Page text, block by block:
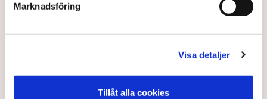
Marknadsföring
Visa detaljer
Tillåt alla cookies
Ledare: Olyckligt att
äganderätten måste utredas
Tyvärr skjuts den den välkomna förändringen av